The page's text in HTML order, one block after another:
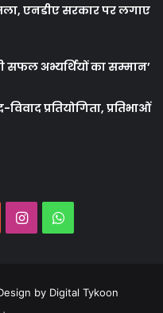
एनडीए सरकार पर लगाए
सफल अभ्यर्थियों का सम्मान’
प्रतियोगिता, प्रतिभाओं
InstagramWhatsApp
by Digital Tykoon